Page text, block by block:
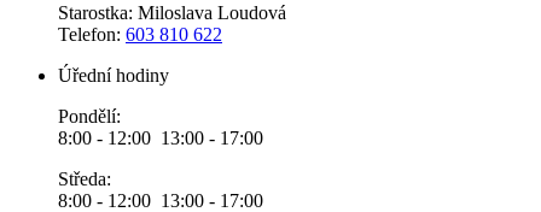
Starostka: Miloslava Loudová
Telefon: 603 810 622
Úřední hodiny
Pondělí:
8:00 - 12:00 13:00 - 17:00
Středa:
8:00 - 12:00 13:00 - 17:00